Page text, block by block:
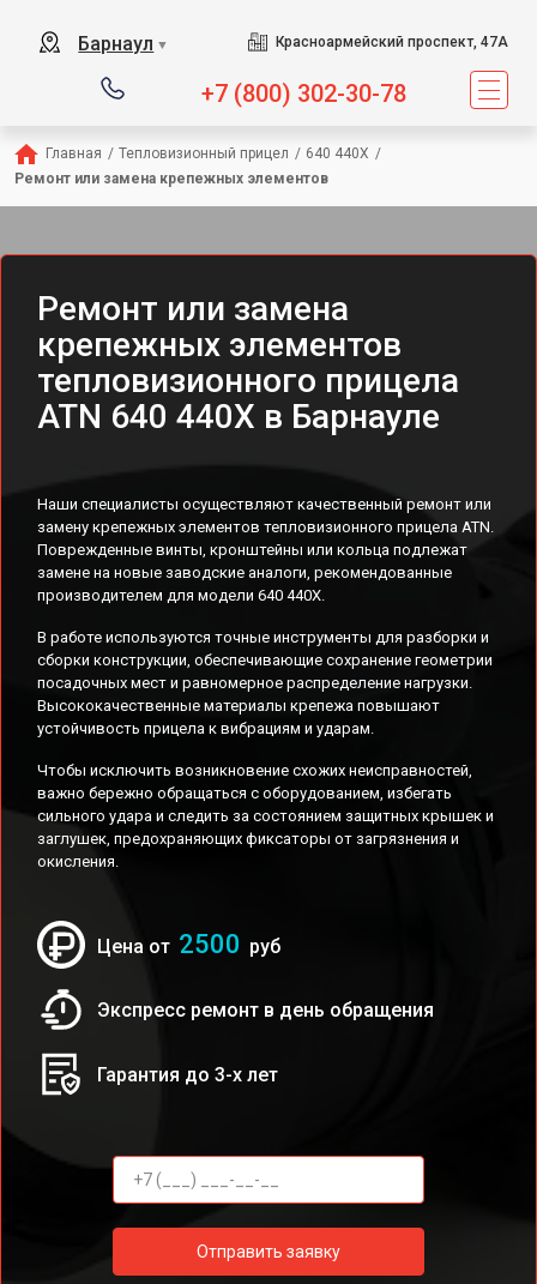
Барнаул ▼ Красноармейский проспект, 47А
+7 (800) 302-30-78
Главная / Тепловизионный прицел / 640 440X /
Ремонт или замена крепежных элементов
Ремонт или замена
крепежных элементов
тепловизионного прицела
ATN 640 440X в Барнауле
Наши специалисты осуществляют качественный ремонт или
замену крепежных элементов тепловизионного прицела ATN.
Поврежденные винты, кронштейны или кольца подлежат
замене на новые заводские аналоги, рекомендованные
производителем для модели 640 440X.
В работе используются точные инструменты для разборки и
сборки конструкции, обеспечивающие сохранение геометрии
посадочных мест и равномерное распределение нагрузки.
Высококачественные материалы крепежа повышают
устойчивость прицела к вибрациям и ударам.
Чтобы исключить возникновение схожих неисправностей,
важно бережно обращаться с оборудованием, избегать
сильного удара и следить за состоянием защитных крышек и
заглушек, предохраняющих фиксаторы от загрязнения и
окисления.
Цена от 2500 руб
Экспресс ремонт в день обращения
Гарантия до 3-х лет
Отправить заявку